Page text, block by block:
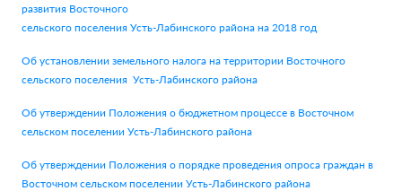
развития Восточного
сельского поселения Усть-Лабинского района на 2018 год
Об установлении земельного налога на территории Восточного
сельского поселения Усть-Лабинского района
Об утверждении Положения о бюджетном процессе в Восточном
сельском поселении Усть-Лабинского района
Об утверждении Положения о порядке проведения опроса граждан в
Восточном сельском поселении Усть-Лабинского района